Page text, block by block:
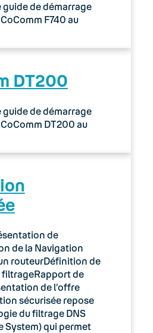
guide de démarrage
F740 au
DT200
guide de démarrage
DT200 au
de
de la Navigation
routeurDéfinition de
filtrageRapport de
de l’offre
sécurisée repose
du filtrage DNS
System) qui permet